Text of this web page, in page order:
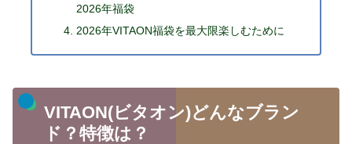
2026年福袋
2026年VITAON福袋を最大限楽しむために
VITAON(ビタオン)どんなブラン
ド？特徴は？